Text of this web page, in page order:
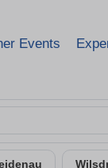
Events